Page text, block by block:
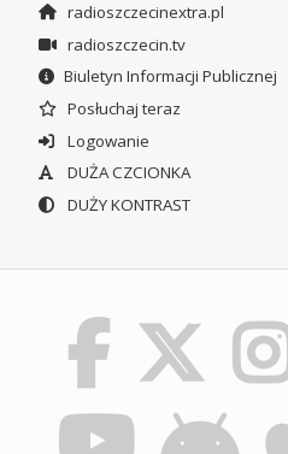
radioszczecinextra.pl
radioszczecin.tv
Biuletyn Informacji Publicznej
Posłuchaj teraz
Logowanie
DUŻA CZCIONKA
DUŻY KONTRAST